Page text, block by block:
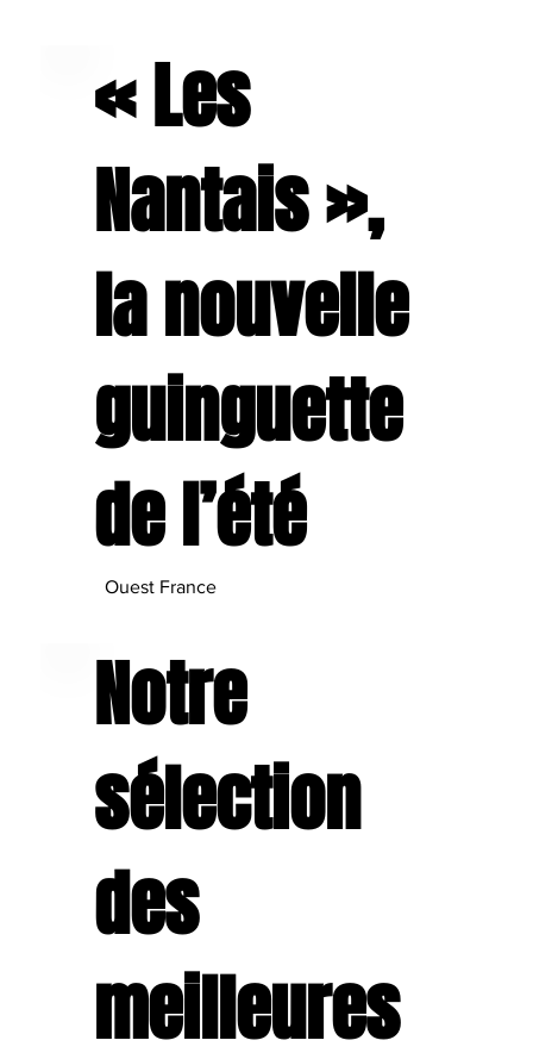
« Les
Nantais »,
la nouvelle
guinguette
de l’été
Ouest France
Notre
sélection
des
meilleures